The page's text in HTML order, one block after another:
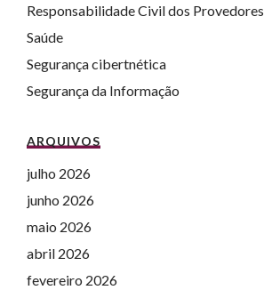
Responsabilidade Civil dos Provedores
Saúde
Segurança cibertnética
Segurança da Informação
ARQUIVOS
julho 2026
junho 2026
maio 2026
abril 2026
fevereiro 2026